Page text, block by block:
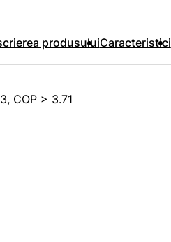
produsuluiCaracteristici
COP > 3.71